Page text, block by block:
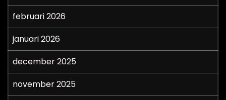
februari 2026
januari 2026
december 2025
november 2025